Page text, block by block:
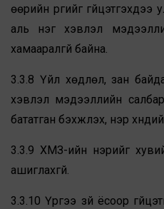
өөрийн үүргийг
аль нэг хэвлэл
хамааралгүй байна.
3.3.8 Үйл хөдлөл, зан
хэвлэл мэдээллийн
бататган бэхжүүлэх, нэр
3.3.9 ХМЗ-ийн нэрийг
ашиглахгүй.
3.3.10 Үүргээ зүй ёсоор